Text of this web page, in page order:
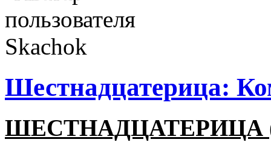
Шестнадцатерица:
ШЕСТНАДЦАТЕРИЦА